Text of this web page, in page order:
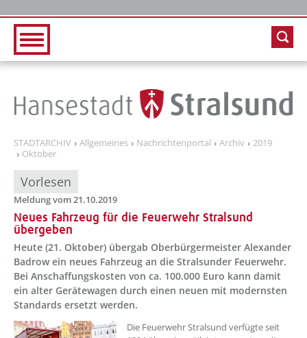
STADTARCHIV Allgemeines Nachrichtenportal Archiv
2019
Oktober
Vorlesen
Meldung vom 21.10.2019
Neues Fahrzeug für die Feuerwehr Stralsund
übergeben
Heute (21. Oktober) übergab Oberbürgermeister Alexander
Badrow ein neues Fahrzeug an die Stralsunder Feuerwehr.
Bei Anschaffungskosten von ca. 100.000 Euro kann damit
ein alter Gerätewagen durch einen neuen mit modernsten
Standards ersetzt werden.
Die Feuerwehr Stralsund verfügte seit